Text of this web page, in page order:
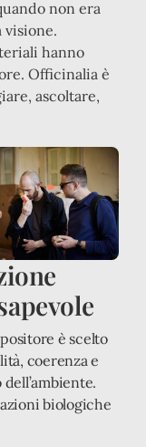
non era
visione.
hanno
Officinalia è
ascoltare,
è scelto
coerenza e
biologiche